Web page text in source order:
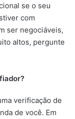
se o seu
com
ser negociáveis,
altos, pergunte
verificação de
de você. Em